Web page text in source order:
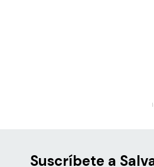
Suscríbete a